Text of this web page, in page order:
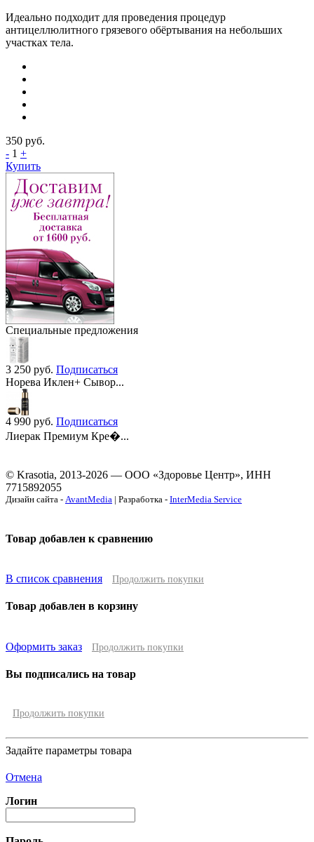
Идеально подходит для проведения процедур
антицеллюлитного грязевого обёртывания на небольших
участках тела.
350 руб.
- 1 +
Купить
Специальные предложения
3 250 руб. Подписаться
Норева Иклен+ Сывор...
4 990 руб. Подписаться
Лиерак Премиум Кре�...
© Krasotia, 2013-2026 — ООО «Здоровье Центр», ИНН
7715892055
Дизайн сайта - AvantMedia | Разработка - InterMedia Service
Товар добавлен к сравнению
В список сравнения Продолжить покупки
Товар добавлен в корзину
Оформить заказ Продолжить покупки
Вы подписались на товар
Продолжить покупки
Задайте параметры товара
Отмена
Логин